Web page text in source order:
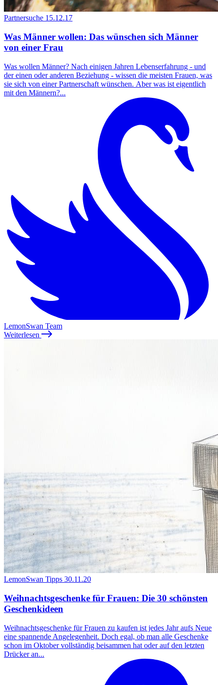
Partnersuche 15.12.17
Was Männer wollen: Das wünschen sich Männer
von einer Frau
Was wollen Männer? Nach einigen Jahren Lebenserfahrung - und
der einen oder anderen Beziehung - wissen die meisten Frauen, was
sie sich von einer Partnerschaft wünschen. Aber was ist eigentlich
mit den Männern?...
LemonSwan Team
Weiterlesen
LemonSwan Tipps 30.11.20
Weihnachtsgeschenke für Frauen: Die 30 schönsten
Geschenkideen
Weihnachtsgeschenke für Frauen zu kaufen ist jedes Jahr aufs Neue
eine spannende Angelegenheit. Doch egal, ob man alle Geschenke
schon im Oktober vollständig beisammen hat oder auf den letzten
Drücker an...